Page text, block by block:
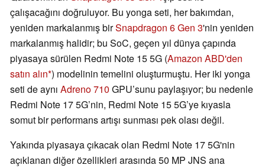
çalışacağını doğruluyor. Bu yonga seti, her bakımdan,
yeniden markalanmış birSnapdragon 6 Gen 3'nin yeniden
markalanmış halidir; bu SoC, geçen yıl dünya çapında
piyasaya sürülen Redmi Note 15 5G (Amazon ABD'den
satın alın ) modelinin temelini oluşturmuştu. Her iki yonga
seti de aynı Adreno 710 GPU’sunu paylaşıyor; bu nedenle
Redmi Note 17 5G’nin, Redmi Note 15 5G’ye kıyasla
somut bir performans artışı sunması pek olası değil.
Yakında piyasaya çıkacak olan Redmi Note 17 5G'nin
açıklanan diğer özellikleri arasında 50 MP JNS ana